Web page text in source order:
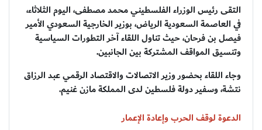
التقى رئيس الوزراء الفلسطيني محمد مصطفى، اليوم الثلاثاء،
في العاصمة السعودية الرياض، بوزير الخارجية السعودي الأمير
فيصل بن فرحان، حيث تناول اللقاء آخر التطورات السياسية
وتنسيق المواقف المشتركة بين الجانبين.
وجاء اللقاء بحضور وزير الاتصالات والاقتصاد الرقمي عبد الرزاق
نتشة، وسفير دولة فلسطين لدى المملكة مازن غنيم.
الدعوة لوقف الحرب وإعادة الإعمار